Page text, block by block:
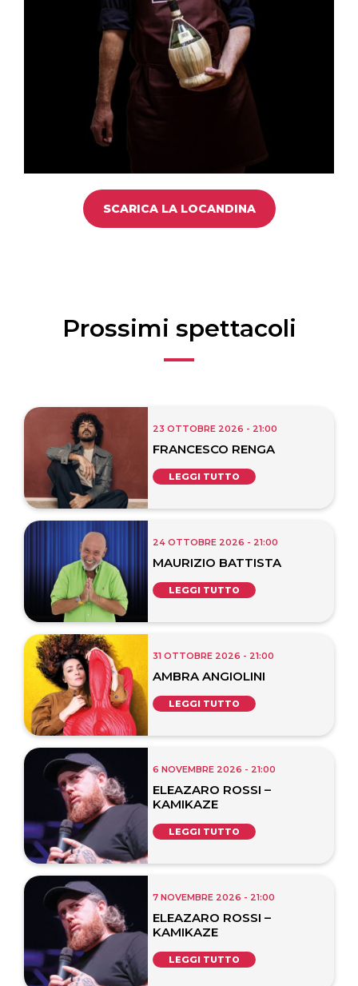
SCARICA LA LOCANDINA
Prossimi spettacoli
23 OTTOBRE 2026 - 21:00
FRANCESCO RENGA
LEGGI TUTTO
24 OTTOBRE 2026 - 21:00
MAURIZIO BATTISTA
LEGGI TUTTO
31 OTTOBRE 2026 - 21:00
AMBRA ANGIOLINI
LEGGI TUTTO
6 NOVEMBRE 2026 - 21:00
ELEAZARO ROSSI –
KAMIKAZE
LEGGI TUTTO
7 NOVEMBRE 2026 - 21:00
ELEAZARO ROSSI –
KAMIKAZE
LEGGI TUTTO